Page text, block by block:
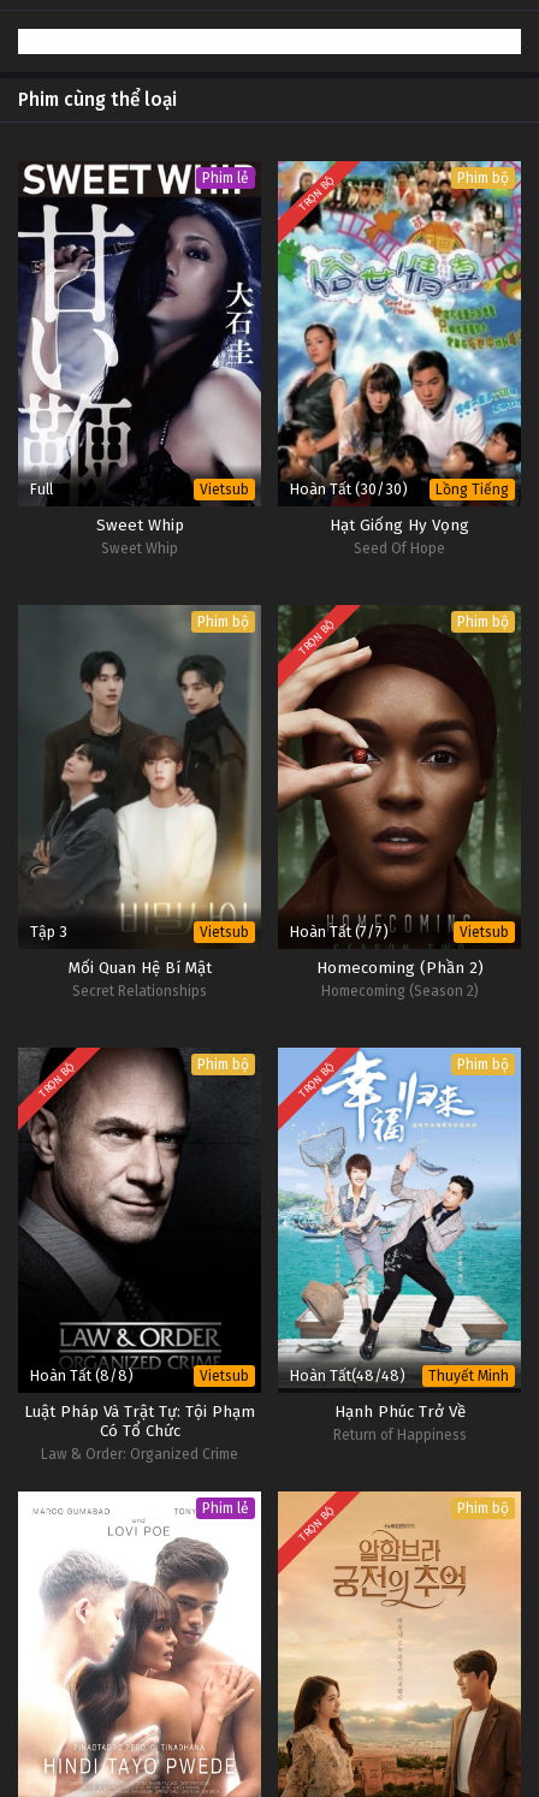
Phim cùng thể loại
Phim lẻ
Full Vietsub
Sweet Whip
Sweet Whip
TRỌN BỘ Phim bộ
Hoàn Tất (30/30) Lồng Tiếng
Hạt Giống Hy Vọng
Seed Of Hope
Phim bộ
Tập 3 Vietsub
Mối Quan Hệ Bí Mật
Secret Relationships
TRỌN BỘ Phim bộ
Hoàn Tất (7/7) Vietsub
Homecoming (Phần 2)
Homecoming (Season 2)
TRỌN BỘ Phim bộ
Hoàn Tất (8/8) Vietsub
Luật Pháp Và Trật Tự: Tội Phạm
Có Tổ Chức
Law & Order: Organized Crime
TRỌN BỘ Phim bộ
Hoàn Tất(48/48) Thuyết Minh
Hạnh Phúc Trở Về
Return of Happiness
Phim lẻ TRỌN BỘ Phim bộ